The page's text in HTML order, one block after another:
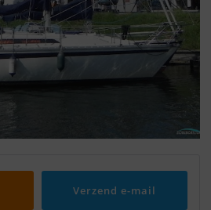
Verzend e-mail